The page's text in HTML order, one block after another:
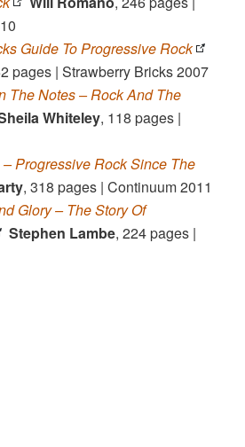
Guide To Progressive Rock
pages | Strawberry Bricks 2007
The Notes – Rock And The
Whiteley, 118 pages |
Progressive Rock Since The
, 318 pages | Continuum 2011
Glory – The Story Of
Stephen Lambe, 224 pages |